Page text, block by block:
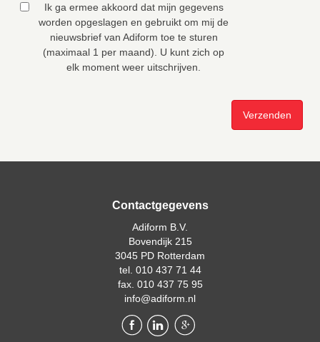
Ik ga ermee akkoord dat mijn gegevens
worden opgeslagen en gebruikt om mij de
nieuwsbrief van Adiform toe te sturen
(maximaal 1 per maand). U kunt zich op
elk moment weer uitschrijven.
Contactgegevens
Adiform B.V.
Bovendijk 215
3045 PD Rotterdam
tel. 010 437 71 44
fax. 010 437 75 95
info@adiform.nl